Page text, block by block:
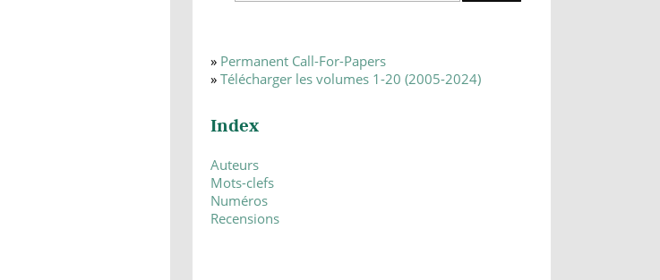
» Permanent Call-For-Papers
» Télécharger les volumes 1-20 (2005-2024)
Index
Auteurs
Mots-clefs
Numéros
Recensions